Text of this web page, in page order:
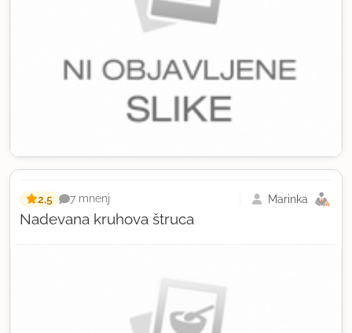
Nadevana kruhova štruca
2,5 7 mnenj Marinka